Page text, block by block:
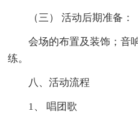
（三） 活动后期准备：
会场的布置及装饰；音
练。
八、活动流程
1、 唱团歌